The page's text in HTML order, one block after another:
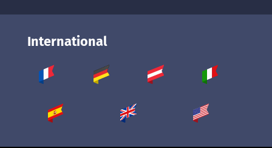
International